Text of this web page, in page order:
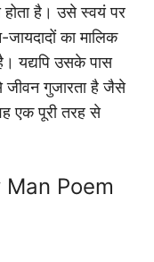
होता है। उसे स्वयं पर
जायदादों का मालिक
यद्यपि उसके पास
जीवन गुजारता है जैसे
एक पूरी तरह से
Poem